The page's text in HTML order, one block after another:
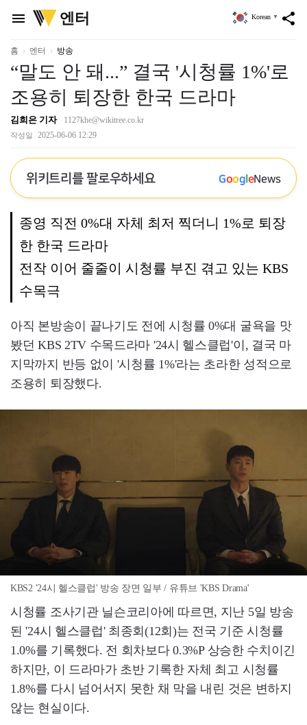
menu
위
키
리
엔터 share
Korean ▼
홈 엔터 방송
“말도 안 돼...” 결국 '시청률 1%'로
조용히 퇴장한 한국 드라마
김희은 기자 1127khe@wikitree.co.kr
작성일 2025-06-06 12:29
위키트리를 팔로우하세요 GoogleNews
종영 직전 0%대 자체 최저 찍더니 1%로 퇴장
한 한국 드라마
전작 이어 줄줄이 시청률 부진 겪고 있는 KBS
수목극
아직 본방송이 끝나기도 전에 시청률 0%대 굴욕을 맛
봤던 KBS 2TV 수목드라마 '24시 헬스클럽'이, 결국 마
지막까지 반등 없이 '시청률 1%'라는 초라한 성적으로
조용히 퇴장했다.
KBS2 '24시 헬스클럽' 방송 장면 일부 / 유튜브 'KBS Drama'
시청률 조사기관 닐슨코리아에 따르면, 지난 5일 방송
된 '24시 헬스클럽' 최종회(12회)는 전국 기준 시청률
1.0%를 기록했다. 전 회차보다 0.3%P 상승한 수치이긴
하지만, 이 드라마가 초반 기록한 자체 최고 시청률
1.8%를 다시 넘어서지 못한 채 막을 내린 것은 변하지
않는 현실이다.